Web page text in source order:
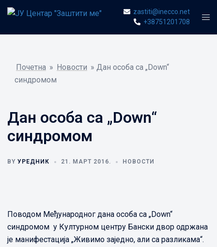
Skip
zastiti@inecco.net
+38751201708
Почетна » Новости » Дан особа са „Down“
синдромом
Дан особа са „Down“
синдромом
BY УРЕДНИК 21. МАРТ 2016. НОВОСТИ
Поводом Међународног дана особа са „Down“
синдромом у Културном центру Бански двор одржана
је манифестација „Живимо заједно, али са разликама“.